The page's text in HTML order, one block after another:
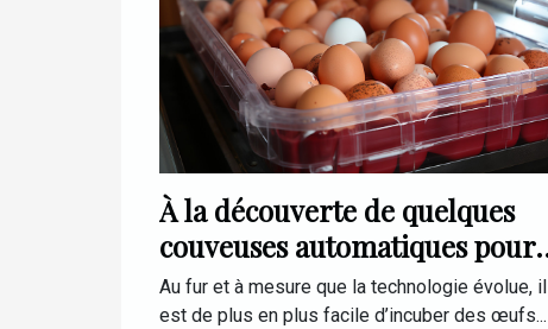
À la découverte de quelques
couveuses automatiques pour
œufs de poule
Au fur et à mesure que la technologie évolue, il
est de plus en plus facile d’incuber des œufs...